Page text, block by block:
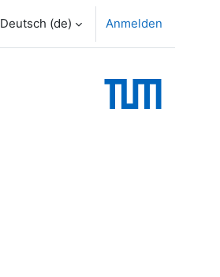
Deutsch ‎(de)‎ Anmelden